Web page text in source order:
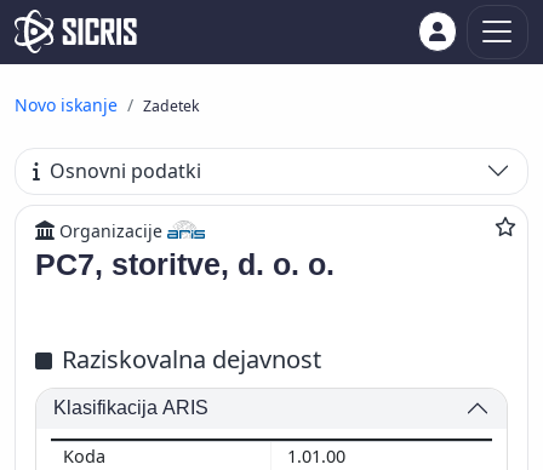
Novo iskanje Zadetek
Osnovni podatki
Organizacije
PC7, storitve, d. o. o.
Raziskovalna dejavnost
Klasifikacija ARIS
1.01.00